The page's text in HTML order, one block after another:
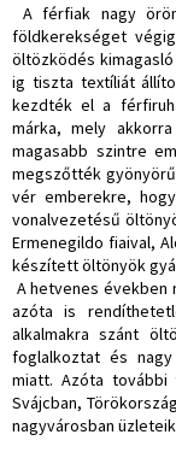
A férfiak nagy
földkerekséget
öltözködés
ig tiszta textíliát
kezdték el a
márka, mely
magasabb szintre
megszőtték
vér emberekre,
vonalvezetésű
Ermenegildo fiaival,
készített öltönyök
A hetvenes években
azóta is
alkalmakra szánt
foglalkoztat és
miatt. Azóta további
Svájcban,
nagyvárosban